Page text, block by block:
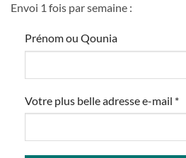
Envoi 1 fois par semaine :
Prénom ou Qounia
Votre plus belle adresse e-mail *